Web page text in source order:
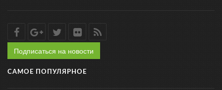
Подписаться на новости
САМОЕ ПОПУЛЯРНОЕ